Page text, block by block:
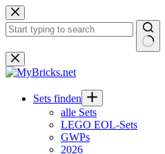
Zum
Inhalt
springen
Keine
Ergebnisse
Sets finden
alle Sets
LEGO EOL-Sets
GWPs
2026